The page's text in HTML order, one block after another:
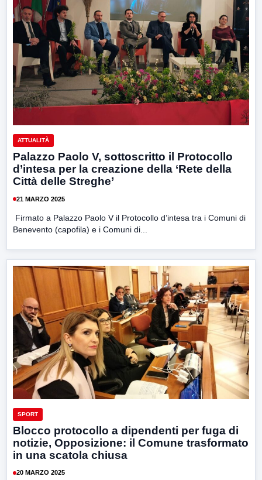
ATTUALITÀ
Palazzo Paolo V, sottoscritto il Protocollo
d’intesa per la creazione della ‘Rete della
Città delle Streghe’
21 MARZO 2025
Firmato a Palazzo Paolo V il Protocollo d’intesa tra i Comuni di
Benevento (capofila) e i Comuni di...
SPORT
Blocco protocollo a dipendenti per fuga di
notizie, Opposizione: il Comune trasformato
in una scatola chiusa
20 MARZO 2025